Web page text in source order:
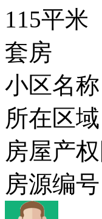
115平米
套房
小区名称
所在区域
房屋产权
房源编号